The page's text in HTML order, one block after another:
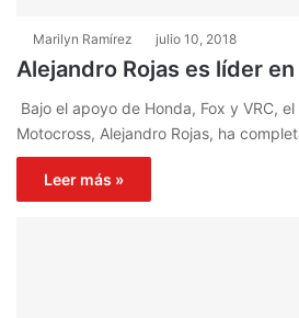
Marilyn Ramírez julio 10, 2018
Alejandro Rojas es líder
Bajo el apoyo de Honda, Fox y VRC,
Motocross, Alejandro Rojas, ha
Leer más »